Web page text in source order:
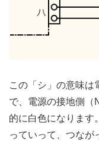
この「シ」の意味は
で、電源の接地側（
的に白色になります
っていって、つなが